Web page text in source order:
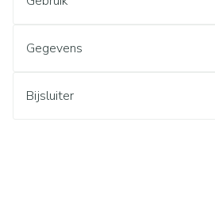
Gegevens
Bijsluiter